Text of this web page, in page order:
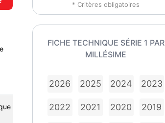
* Critères obligatoires
FICHE TECHNIQUE SÉRIE 1 PAR
MILLÉSIME
2026 2025 2024 2023
2022 2021 2020 2019